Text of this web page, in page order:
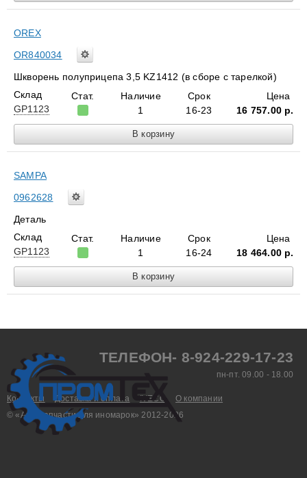
OREX
OR840034
Шкворень полуприцепа 3,5 KZ1412 (в сборе с тарелкой)
Склад
GP1123
Стат.
Наличие
1
Срок
16-23
Цена
16 757.00 р.
SAMPA
0962628
Деталь
Склад
GP1123
Стат.
Наличие
1
Срок
16-24
Цена
18 464.00 р.
Контакты Доставка и оплата IVECO О компании
ТЕЛЕФОН- 8-924-229-17-23
пн-пт. 09.00 - 18.00
© «Aвтозапчасти для иномарок» 2012-2026